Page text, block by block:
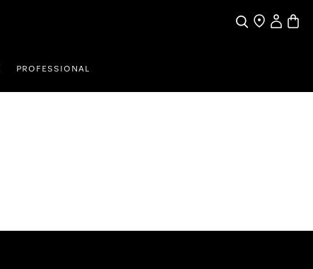
PretragaTraženjeKorisnički
PROFESSIONAL